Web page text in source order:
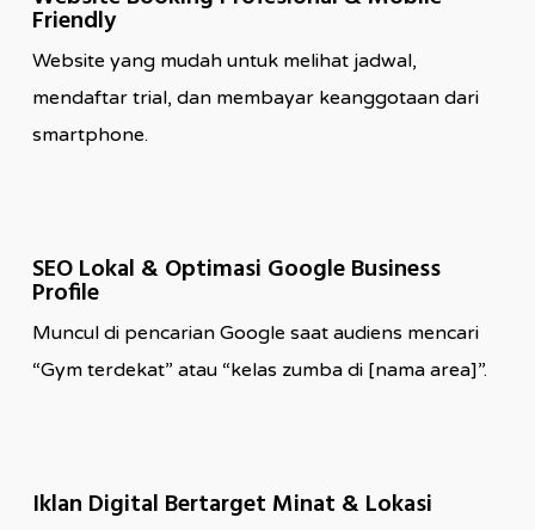
Friendly
Website yang mudah untuk melihat jadwal,
mendaftar trial, dan membayar keanggotaan dari
smartphone.
SEO Lokal & Optimasi Google Business
Profile
Muncul di pencarian Google saat audiens mencari
“Gym terdekat” atau “kelas zumba di [nama area]”.
Iklan Digital Bertarget Minat & Lokasi